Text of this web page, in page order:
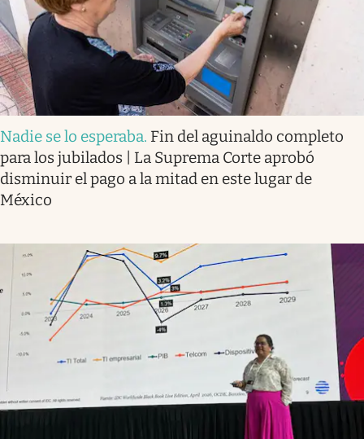
Nadie se lo esperaba. Fin del aguinaldo completo
para los jubilados | La Suprema Corte aprobó
disminuir el pago a la mitad en este lugar de
México